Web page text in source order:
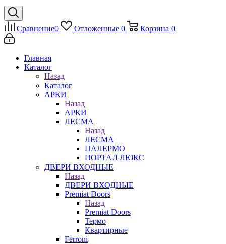
Сравнение0 Отложенные 0 Корзина 0
Главная
Каталог
Назад
Каталог
АРКИ
Назад
АРКИ
ЛЕСМА
Назад
ЛЕСМА
ПАЛЕРМО
ПОРТАЛ ЛЮКС
ДВЕРИ ВХОДНЫЕ
Назад
ДВЕРИ ВХОДНЫЕ
Premiat Doors
Назад
Premiat Doors
Термо
Квартирные
Ferroni